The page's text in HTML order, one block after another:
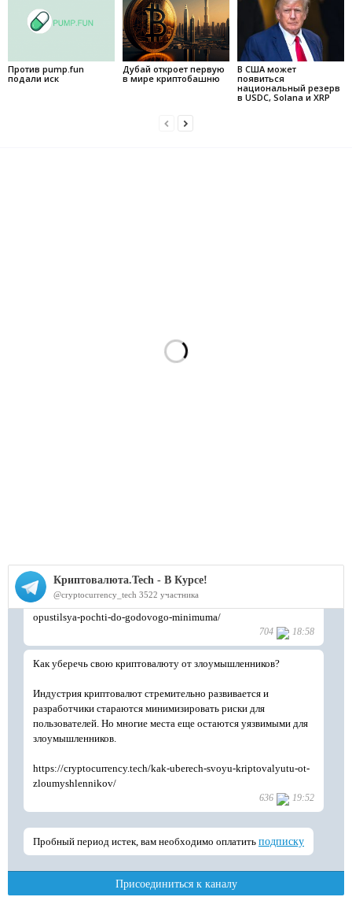
Против pump.fun
подали иск
Дубай откроет первую
в мире криптобашню
В США может
появиться
национальный резерв
в USDC, Solana и XRP